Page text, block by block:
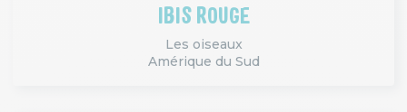
IBIS ROUGE
Les oiseaux
Amérique du Sud